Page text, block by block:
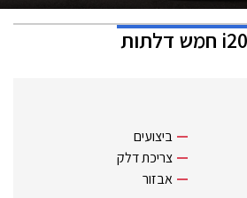
ביצועים
צריכת דלק
אבזור